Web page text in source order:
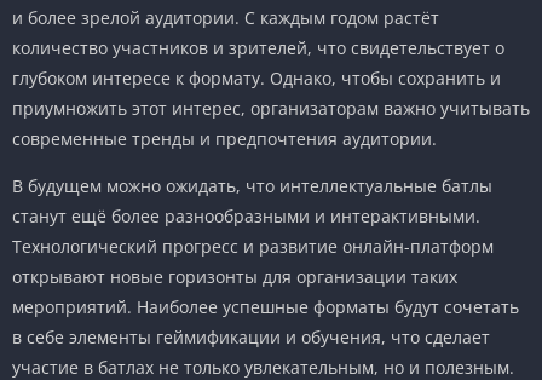
и более зрелой аудитории. С каждым годом растёт
количество участников и зрителей, что свидетельствует о
глубоком интересе к формату. Однако, чтобы сохранить и
приумножить этот интерес, организаторам важно учитывать
современные тренды и предпочтения аудитории.
В будущем можно ожидать, что интеллектуальные батлы
станут ещё более разнообразными и интерактивными.
Технологический прогресс и развитие онлайн-платформ
открывают новые горизонты для организации таких
мероприятий. Наиболее успешные форматы будут сочетать
в себе элементы геймификации и обучения, что сделает
участие в батлах не только увлекательным, но и полезным.